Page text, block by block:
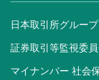
日本取引所グルー
証券取引等監視委
マイナンバー 社会